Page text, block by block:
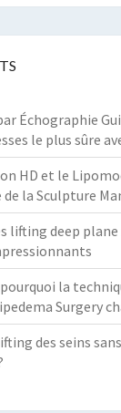
Échographie
le plus sûre
HD et le
de la Sculpture
lifting deep plane
la
Surgery
des seins